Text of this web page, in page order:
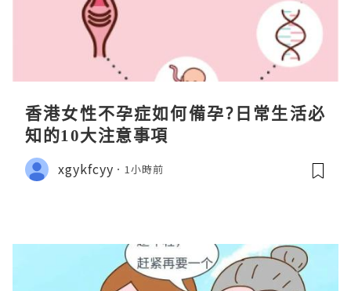
香港女性不孕症如何備孕?日常生活必
知的10大注意事項
xgykfcyy 1小時前